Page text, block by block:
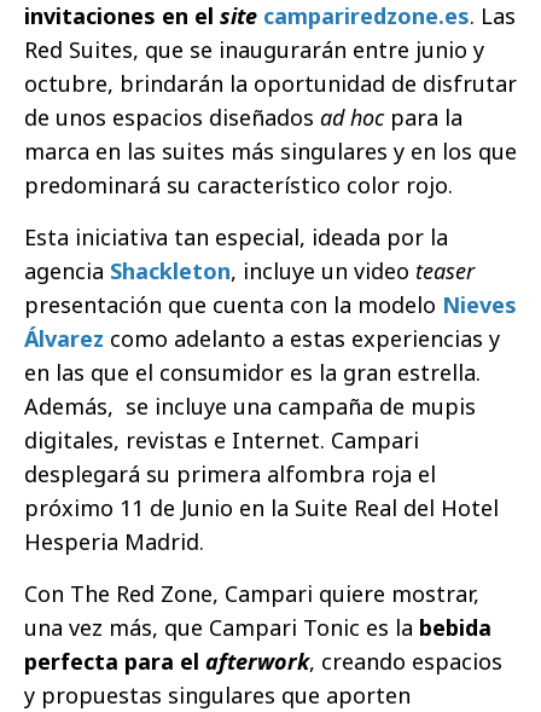
invitaciones en el site campariredzone.es. Las
Red Suites, que se inaugurarán entre junio y
octubre, brindarán la oportunidad de disfrutar
de unos espacios diseñados ad hoc para la
marca en las suites más singulares y en los que
predominará su característico color rojo.
Esta iniciativa tan especial, ideada por la
agencia Shackleton, incluye un video teaser
presentación que cuenta con la modelo Nieves
Álvarez como adelanto a estas experiencias y
en las que el consumidor es la gran estrella.
Además, se incluye una campaña de mupis
digitales, revistas e Internet. Campari
desplegará su primera alfombra roja el
próximo 11 de Junio en la Suite Real del Hotel
Hesperia Madrid.
Con The Red Zone, Campari quiere mostrar,
una vez más, que Campari Tonic es la bebida
perfecta para el afterwork, creando espacios
y propuestas singulares que aporten